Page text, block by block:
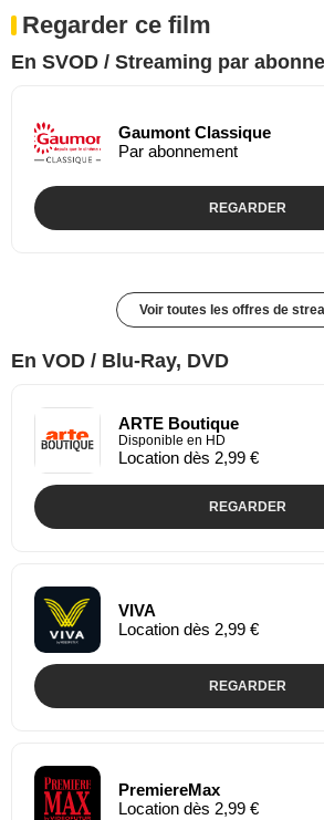
Regarder ce film
En SVOD / Streaming par
Gaumont Classique
Par abonnement
REGARDER
Voir toutes les offres de
En VOD / Blu-Ray, DVD
ARTE Boutique
Disponible en HD
Location dès 2,99 €
REGARDER
VIVA
Location dès 2,99 €
REGARDER
PremiereMax
Location dès 2,99 €